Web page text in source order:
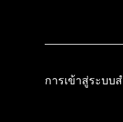
การเข้าสู่ระบ